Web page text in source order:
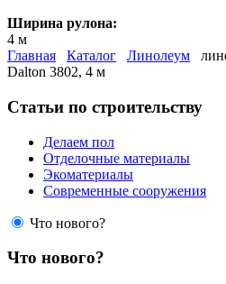
Ширина рулона:
4 м
Главная
Каталог Линолеум
Dalton 3802, 4 м
Статьи по строительству
Делаем пол
Отделочные материалы
Экоматериалы
Современные сооружения
Что нового?
Что нового?